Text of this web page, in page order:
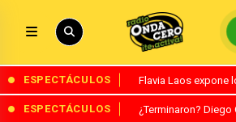
ESPECTÁCULOS Flavia Laos expone
ESPECTÁCULOS ¿Terminaron?